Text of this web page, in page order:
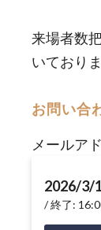
来場者数
いておりま
お問い合
メールア
2026/3/
終了: